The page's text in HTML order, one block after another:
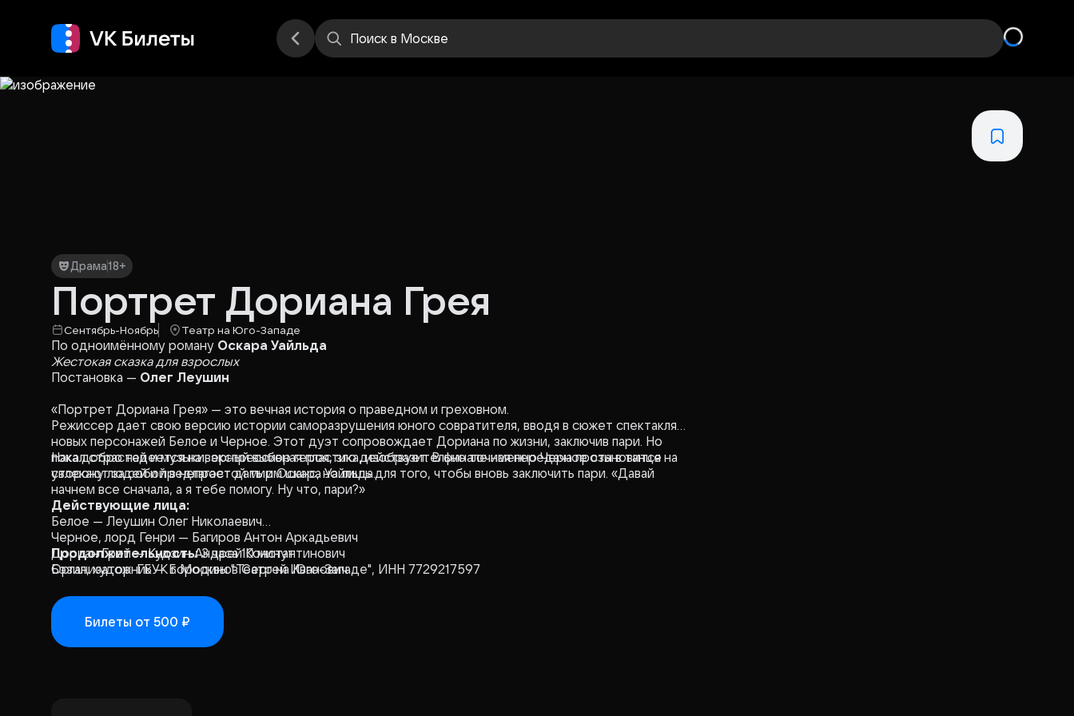
Поиск в Москве
Драма18+
Портрет Дориана Грея
Сентябрь-Ноябрь Театр на Юго-Западе
По одноимённому роману Оскара Уайльда
Жестокая сказка для взрослых
Постановка — Олег Леушин
«Портрет Дориана Грея» — это вечная история о праведном и греховном.
Режиссер дает свою версию истории саморазрушения юного совратителя, вводя в сюжет спектакля
новых персонажей Белое и Черное. Этот дуэт сопровождает Дориана по жизни, заключив пари. Но
пока добро надеется на верный выбор героя, зло действует. В финале именно Черное становится на
сторону людей и предлагает дать им шанс, но лишь для того, чтобы вновь заключить пари. «Давай
начнем все сначала, а я тебе помогу. Ну что, пари?»
Накал страстей и музыки, экспрессивная пластика, изобразительно точная передача прозы в танце
увлекают за собой в непростой мир Оскара Уайльда.
Действующие лица:
Белое — Леушин Олег Николаевич
Черное, лорд Генри — Багиров Антон Аркадьевич
Дориан Грей — Кудзин Андрей Константинович
Бэзил, художник — Бородинов Сергей Иванович
Джеймс Вейн — Нагретдинов Денис Таллинович
Леди Брэндон — Ефремова Ксения Антоновна
Элизабет, её дочь — Авилова Ольга Викторовна
Лорд Эштон — Белов Антон Викторович
Продолжительность:3 часа 10 минут
Организатор: ГБУК г. Москвы "Театр на Юго-Западе", ИНН 7729217597
Билеты от 500 ₽